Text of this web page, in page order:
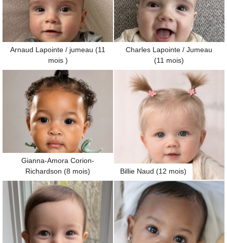
Arnaud Lapointe / jumeau (11
mois )
Charles Lapointe / Jumeau
(11 mois)
Gianna-Amora Corion-
Richardson (8 mois)
Billie Naud (12 mois)